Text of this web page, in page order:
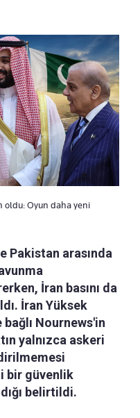
oldu: Oyun daha yeni
Pakistan arasında
İran basını da
İran Yüksek
Nournews'in
yalnızca askeri
bir güvenlik
belirtildi.